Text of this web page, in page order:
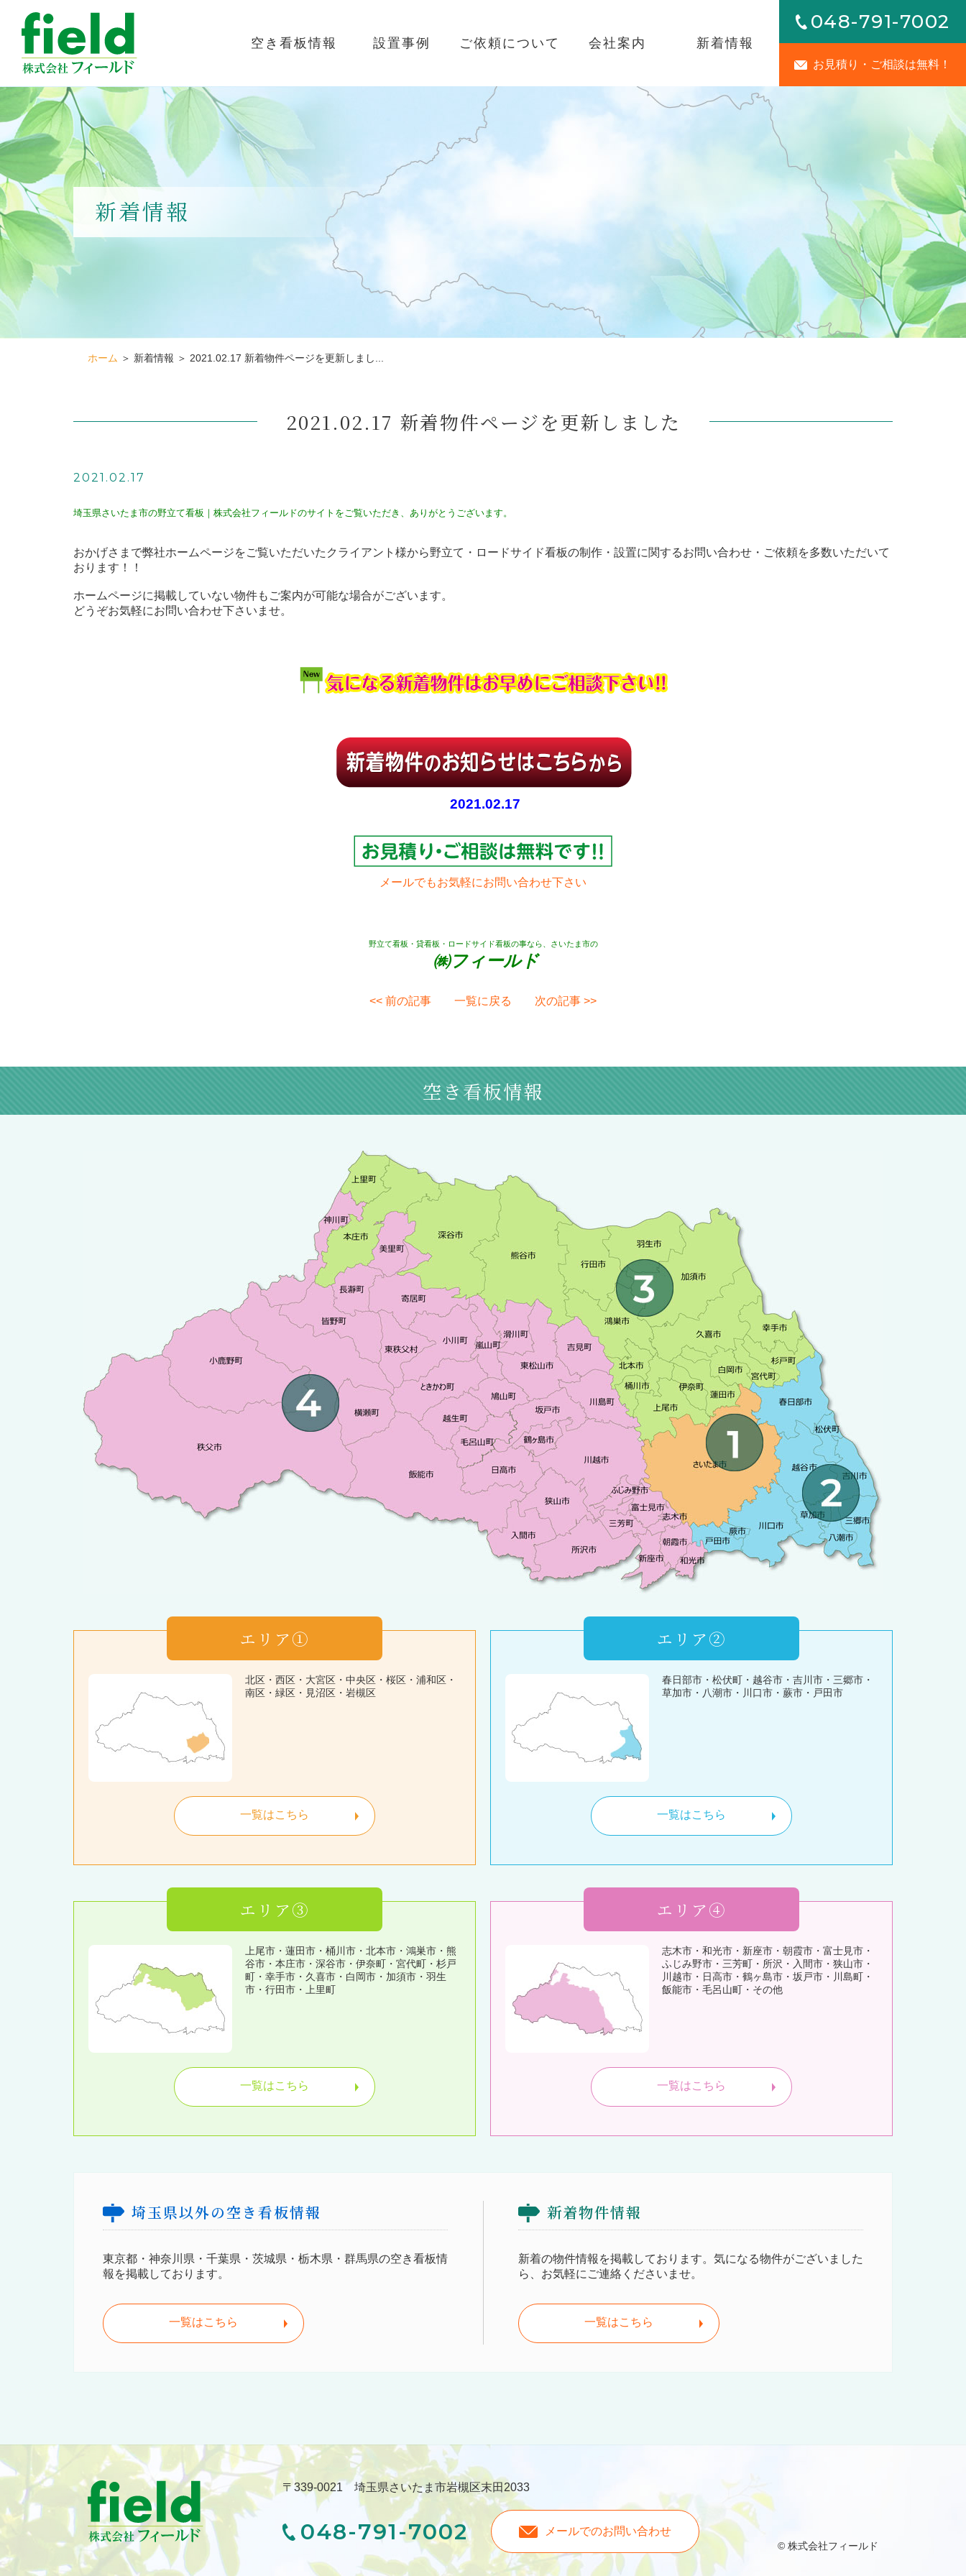
空き看板情報 設置事例 ご依頼について 会社案内 新着情報
048-791-7002
お見積り・ご相談は無料！
新着情報
ホーム ＞ 新着情報 ＞ 2021.02.17 新着物件ページを更新しまし...
2021.02.17 新着物件ページを更新しました
2021.02.17
埼玉県さいたま市の野立て看板｜株式会社フィールドのサイトをご覧いただき、ありがとうございます。
おかげさまで弊社ホームページをご覧いただいたクライアント様から野立て・ロードサイド看板の制作・設置に関するお問い合わせ・ご依頼を多数いただいて
おります！！
ホームページに掲載していない物件もご案内が可能な場合がございます。
どうぞお気軽にお問い合わせ下さいませ。
2021.02.17
メールでもお気軽にお問い合わせ下さい
野立て看板・貸看板・ロードサイド看板の事なら、さいたま市の
㈱フィールド
<< 前の記事 一覧に戻る 次の記事 >>
空き看板情報
エリア①
北区・西区・大宮区・中央区・桜区・浦和区・
南区・緑区・見沼区・岩槻区
一覧はこちら
エリア②
春日部市・松伏町・越谷市・吉川市・三郷市・
草加市・八潮市・川口市・蕨市・戸田市
一覧はこちら
エリア③
上尾市・蓮田市・桶川市・北本市・鴻巣市・熊
谷市・本庄市・深谷市・伊奈町・宮代町・杉戸
町・幸手市・久喜市・白岡市・加須市・羽生
市・行田市・上里町
一覧はこちら
エリア④
志木市・和光市・新座市・朝霞市・富士見市・
ふじみ野市・三芳町・所沢・入間市・狭山市・
川越市・日高市・鶴ヶ島市・坂戸市・川島町・
飯能市・毛呂山町・その他
一覧はこちら
埼玉県以外の空き看板情報
東京都・神奈川県・千葉県・茨城県・栃木県・群馬県の空き看板情
報を掲載しております。
一覧はこちら
新着物件情報
新着の物件情報を掲載しております。気になる物件がございました
ら、お気軽にご連絡くださいませ。
一覧はこちら
〒339-0021 埼玉県さいたま市岩槻区末田2033
048-791-7002 メールでのお問い合わせ
© 株式会社フィールド